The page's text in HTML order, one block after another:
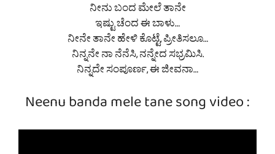
ನೀನು ಬಂದ ಮೇಲೆ ತಾನೇ
ಇಷ್ಟು ಚೆಂದ ಈ ಬಾಳು…
ನೀನೇ ತಾನೇ ಹೇಳಿ ಕೊಟ್ಟೆ, ಪ್ರೀತಿಸಲೂ…
ನಿನ್ನನೇ ನಾ ನೆನೆಸಿ, ನನ್ನೇದ ಸಭ್ರಮಿಸಿ.
ನಿನ್ನದೇ ಸಂಪೂರ್ಣ, ಈ ಜೀವನಾ…
Neenu banda mele tane song video :